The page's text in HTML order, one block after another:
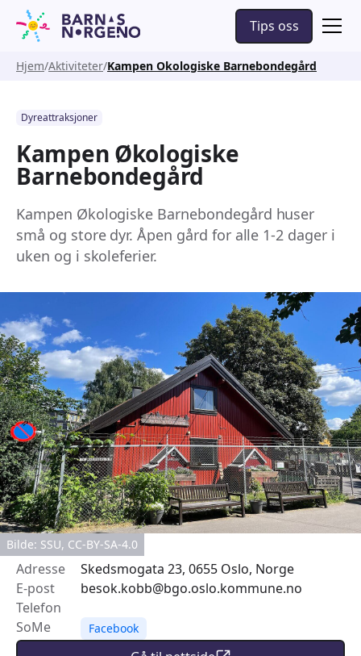
Tips oss
Hjem Aktiviteter Kampen Okologiske Barnebondegård
Dyreattraksjoner
Kampen Økologiske
Barnebondegård
Kampen Økologiske Barnebondegård huser
små og store dyr. Åpen gård for alle 1-2 dager i
uken og i skoleferier.
Bilde: SSU, CC-BY-SA-4.0
Adresse
Skedsmogata 23, 0655 Oslo, Norge
E-post
besok.kobb@bgo.oslo.kommune.no
Telefon
SoMe
Facebook